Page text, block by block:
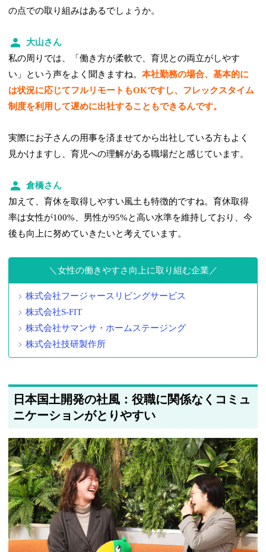
の点での取り組みはあるでしょうか。
大山さん
私の周りでは、「働き方が柔軟で、育児との両立がしやす
い」という声をよく聞きますね。本社勤務の場合、基本的に
は状況に応じてフルリモートもOKですし、フレックスタイム
制度を利用して遅めに出社することもできるんです。
実際にお子さんの用事を済ませてから出社している方もよく
見かけますし、育児への理解がある職場だと感じています。
倉橋さん
加えて、育休を取得しやすい風土も特徴的ですね。育休取得
率は女性が100%、男性が95%と高い水準を維持しており、今
後も向上に努めていきたいと考えています。
女性の働きやすさ向上に取り組む企業
株式会社フージャースリビングサービス
株式会社S-FIT
株式会社サマンサ・ホームステージング
株式会社技研製作所
日本国土開発の社風：役職に関係なくコミュ
ニケーションがとりやすい